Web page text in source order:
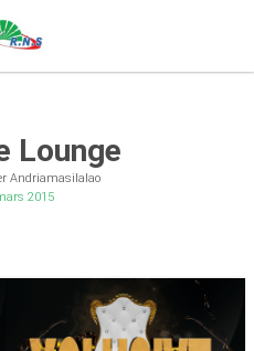
Lounge
Andriamasilalao
2015